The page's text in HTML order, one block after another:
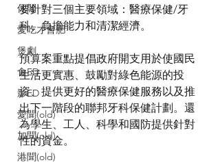
休閒
愛吃才會肥
煲劇
食ED
影ED
愛聞(old)
加聞(old)
港聞(old)
要針對三個主要領域：醫療保健/牙
科、負擔能力和清潔經濟。
預算案重點提倡政府開支用於使國民
生活更實惠、鼓勵對綠色能源的投
資、提供更好的醫療保健服務以及推
出下一階段的聯邦牙科保健計劃。還
為學生、工人、科學和國防提供針對
性的資金。